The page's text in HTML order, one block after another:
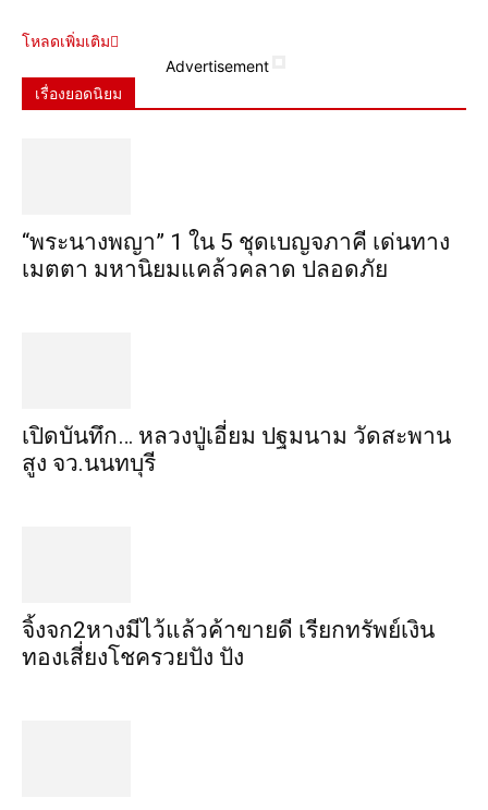
โหลดเพิ่มเติม
Advertisement
เรื่องยอดนิยม
“พระ​นาง​พญา” 1 ใน 5​ ชุดเบญจ​ภาคี​ เด่นทาง
เมตตา​ มหา​นิยม​แคล้วคลาด​ ปลอดภัย​
เปิดบันทึก… หลวงปู่เอี่ยม ​ปฐม​นาม​ วัดสะพาน
สูง​ จว.นนทบุรี
จิ้งจก​2​หาง​มีไว้แล้ว​ค้าขาย​ดี​ เรียก​ทรัพย์เงิน
ทอง​เสี่ยงโชค​รวยปัง​ ปัง​